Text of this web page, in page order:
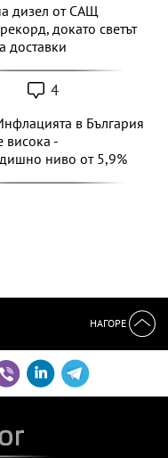
дизел от САЩ
докато светът
доставки
4
в България
висока -
ниво от 5,9%
НАГОРЕ